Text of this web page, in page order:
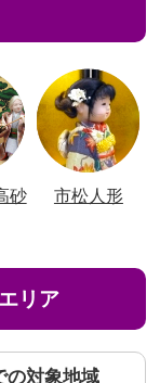
砂
市松人形
リア
の対象地域